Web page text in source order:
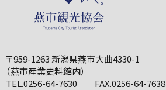
〒959-1263 新潟県燕市大曲4330-1
（燕市産業史料館内）
TEL.0256-64-7630 FAX.0256-64-7638